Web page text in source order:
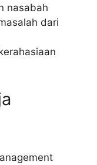
nasabah
dari